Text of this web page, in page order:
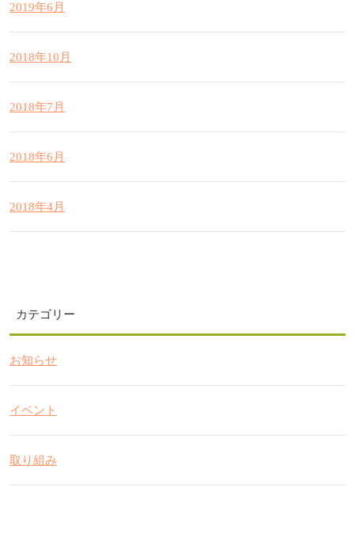
2019年6月
2018年10月
2018年7月
2018年6月
2018年4月
カテゴリー
お知らせ
イベント
取り組み